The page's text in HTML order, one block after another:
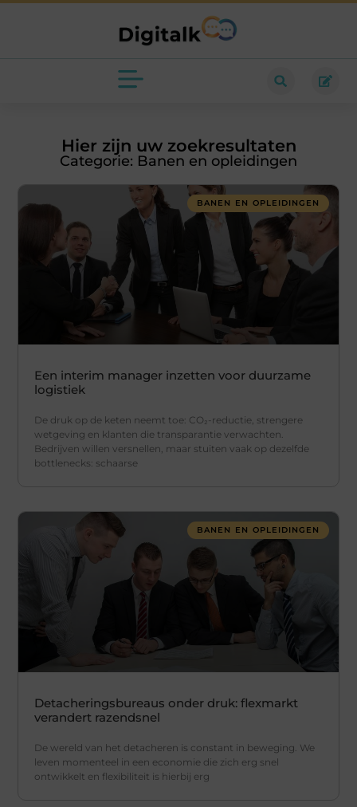
Hier zijn uw zoekresultaten
Categorie: Banen en opleidingen
BANEN EN OPLEIDINGEN
Een interim manager inzetten voor duurzame
logistiek
De druk op de keten neemt toe: CO₂-reductie, strengere
wetgeving en klanten die transparantie verwachten.
Bedrijven willen versnellen, maar stuiten vaak op dezelfde
bottlenecks: schaarse
BANEN EN OPLEIDINGEN
Detacheringsbureaus onder druk: flexmarkt
verandert razendsnel
De wereld van het detacheren is constant in beweging. We
leven momenteel in een economie die zich erg snel
ontwikkelt en flexibiliteit is hierbij erg